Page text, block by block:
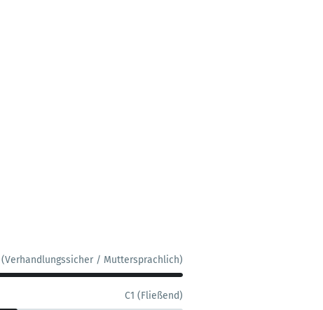
(Verhandlungssicher / Muttersprachlich)
C1 (Fließend)